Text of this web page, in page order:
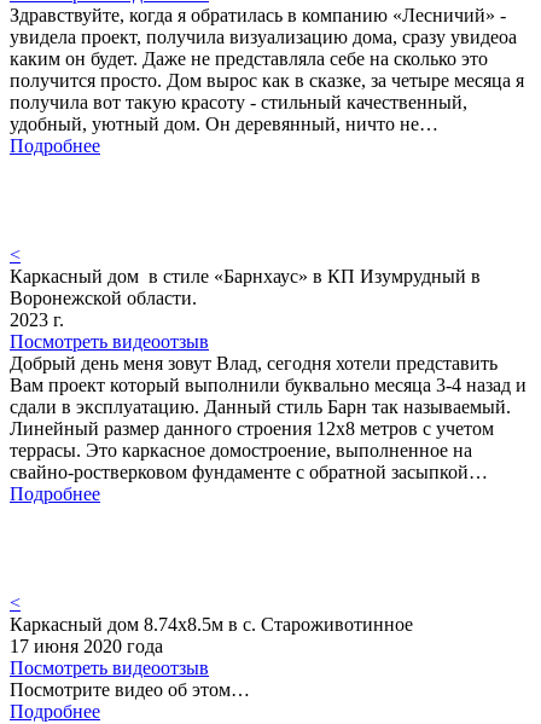
Здравствуйте, когда я обратилась в компанию «Лесничий» -
увидела проект, получила визуализацию дома, сразу увидеоа
каким он будет. Даже не представляла себе на сколько это
получится просто. Дом вырос как в сказке, за четыре месяца я
получила вот такую красоту - стильный качественный,
удобный, уютный дом. Он деревянный, ничто не…
Подробнее
<
Каркасный дом в стиле «Барнхаус» в КП Изумрудный в
Воронежской области.
2023 г.
Посмотреть видеоотзыв
Добрый день меня зовут Влад, сегодня хотели представить
Вам проект который выполнили буквально месяца 3-4 назад и
сдали в эксплуатацию. Данный стиль Барн так называемый.
Линейный размер данного строения 12х8 метров с учетом
террасы. Это каркасное домостроение, выполненное на
свайно-ростверковом фундаменте с обратной засыпкой…
Подробнее
<
Каркасный дом 8.74х8.5м в с. Староживотинное
17 июня 2020 года
Посмотреть видеоотзыв
Посмотрите видео об этом…
Подробнее